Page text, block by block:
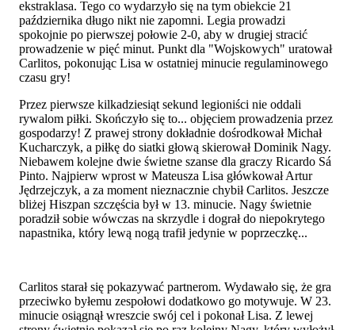
ekstraklasa. Tego co wydarzyło się na tym obiekcie 21
października długo nikt nie zapomni. Legia prowadzi
spokojnie po pierwszej połowie 2-0, aby w drugiej stracić
prowadzenie w pięć minut. Punkt dla "Wojskowych" uratował
Carlitos, pokonując Lisa w ostatniej minucie regulaminowego
czasu gry!
Przez pierwsze kilkadziesiąt sekund legioniści nie oddali
rywalom piłki. Skończyło się to... objęciem prowadzenia przez
gospodarzy! Z prawej strony dokładnie dośrodkował Michał
Kucharczyk, a piłkę do siatki głową skierował Dominik Nagy.
Niebawem kolejne dwie świetne szanse dla graczy Ricardo Sá
Pinto. Najpierw wprost w Mateusza Lisa główkował Artur
Jędrzejczyk, a za moment nieznacznie chybił Carlitos. Jeszcze
bliżej Hiszpan szczęścia był w 13. minucie. Nagy świetnie
poradził sobie wówczas na skrzydle i dograł do niepokrytego
napastnika, który lewą nogą trafił jedynie w poprzeczkę...
Carlitos starał się pokazywać partnerom. Wydawało się, że gra
przeciwko byłemu zespołowi dodatkowo go motywuje. W 23.
minucie osiągnął wreszcie swój cel i pokonał Lisa. Z lewej